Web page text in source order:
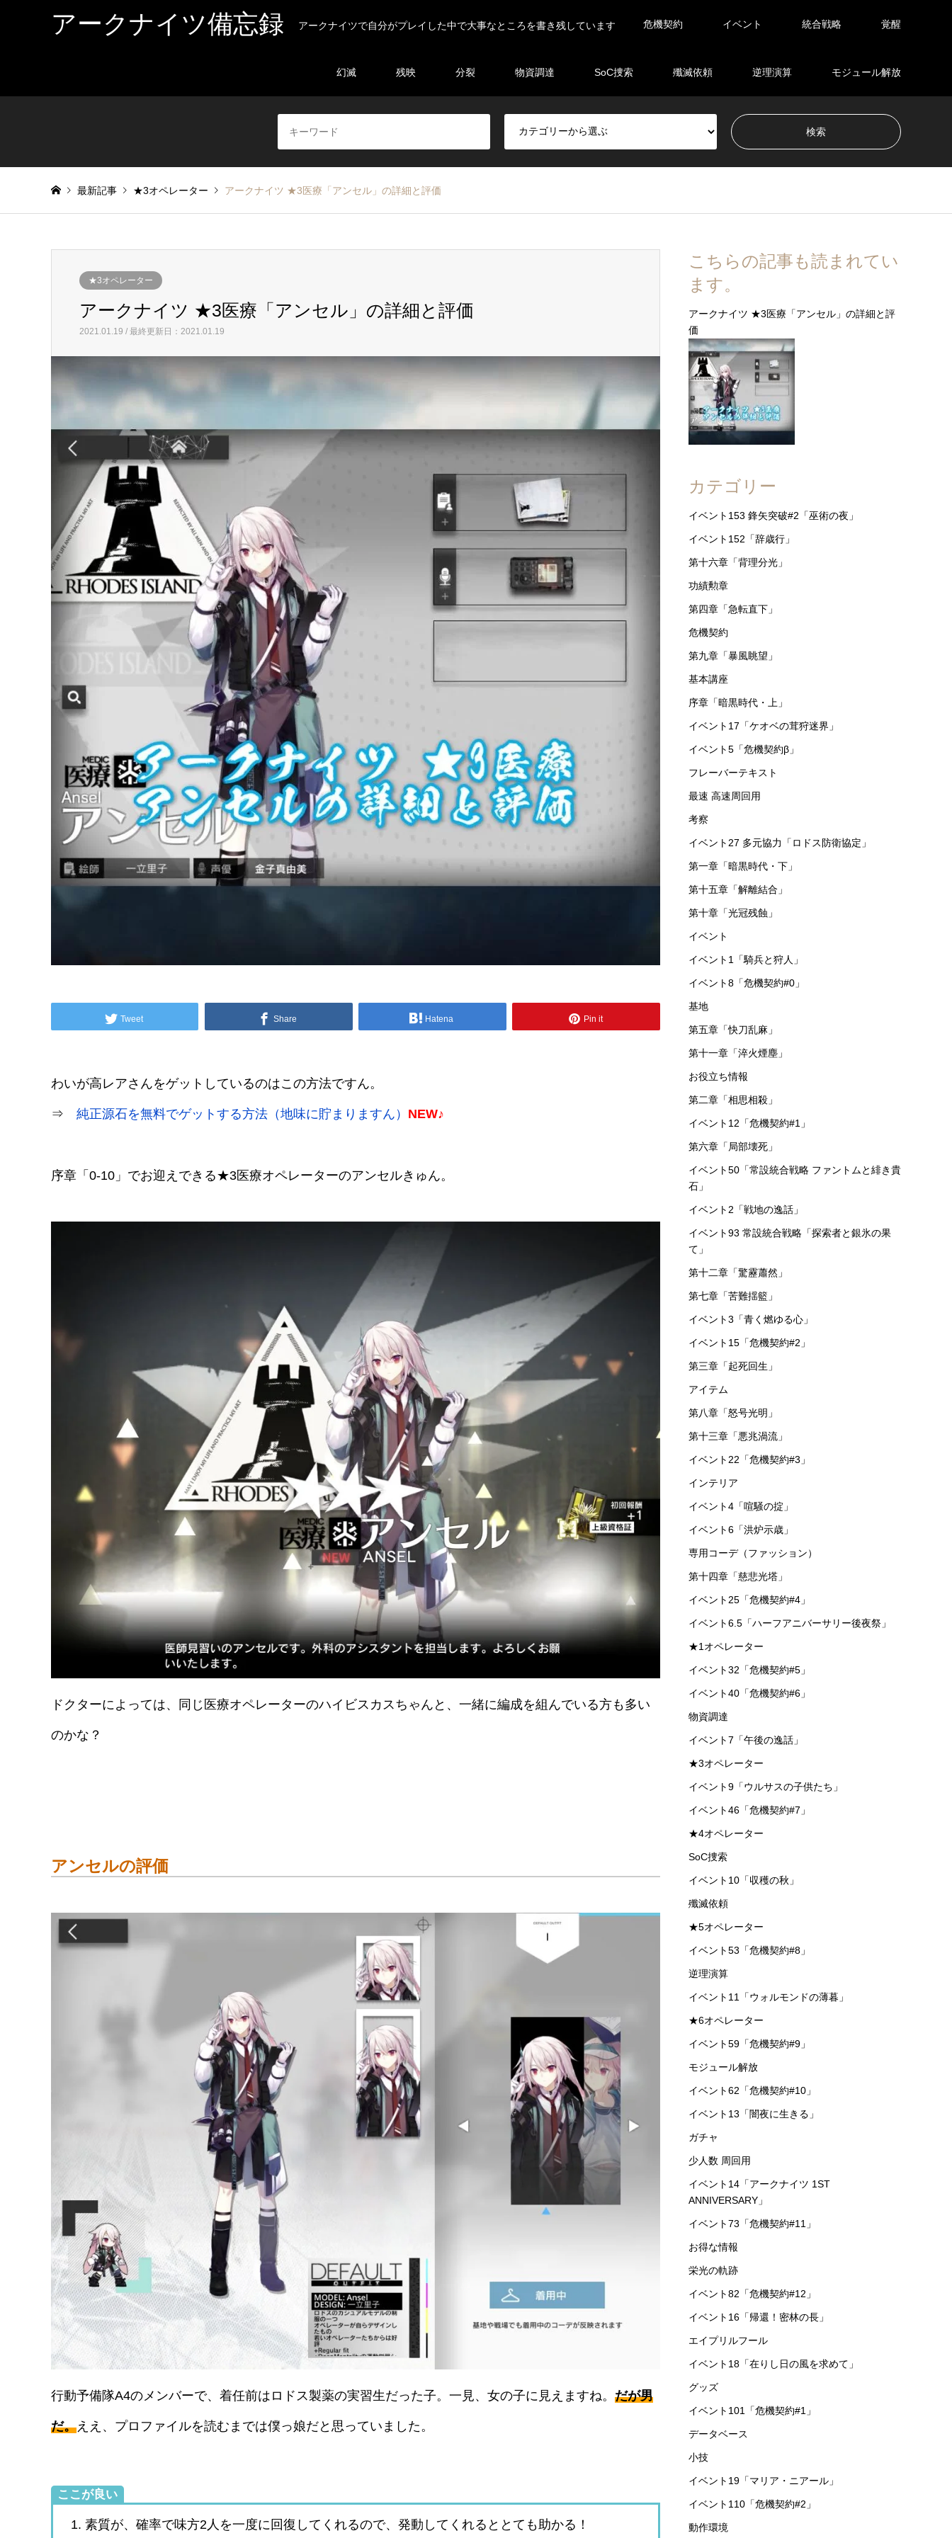
アークナイツ備忘録 アークナイツで自分がプレイした中で大事なところを書き残しています 危機契約 イベント 統合戦略 覚醒
幻滅 残映 分裂 物資調達 SoC捜索 殲滅依頼 逆理演算 モジュール解放
最新記事 ★3オペレーター アークナイツ ★3医療「アンセル」の詳細と評価
★3オペレーター
アークナイツ ★3医療「アンセル」の詳細と評価
2021.01.19 / 最終更新日：2021.01.19
Tweet Share Hatena Pin it
わいが高レアさんをゲットしているのはこの方法ですん。
⇒ 純正源石を無料でゲットする方法（地味に貯まりますん） NEW♪
序章「0-10」でお迎えできる★3医療オペレーターのアンセルきゅん。
ドクターによっては、同じ医療オペレーターのハイビスカスちゃんと、一緒に編成を組んでいる方も多い
のかな？
アンセルの評価
行動予備隊A4のメンバーで、着任前はロドス製薬の実習生だった子。一見、女の子に見えますね。 だが男
だ。ええ、プロファイルを読むまでは僕っ娘だと思っていました。
ここが良い
素質が、確率で味方2人を一度に回復してくれるので、発動してくれるととても助かる！
こちらの記事も読まれてい
ます。
アークナイツ ★3医療「アンセル」の詳細と評
価
カテゴリー
イベント153 鋒矢突破#2「巫術の夜」
イベント152「辞歳行」
第十六章「背理分光」
功績勲章
第四章「急転直下」
危機契約
第九章「暴風眺望」
基本講座
序章「暗黒時代・上」
イベント17「ケオベの茸狩迷界」
イベント5「危機契約β」
フレーバーテキスト
最速 高速周回用
考察
イベント27 多元協力「ロドス防衛協定」
第一章「暗黒時代・下」
第十五章「解離結合」
第十章「光冠残蝕」
イベント
イベント1「騎兵と狩人」
イベント8「危機契約#0」
基地
第五章「快刀乱麻」
第十一章「淬火煙塵」
お役立ち情報
第二章「相思相殺」
イベント12「危機契約#1」
第六章「局部壊死」
イベント50「常設統合戦略 ファントムと緋き貴
石」
イベント2「戦地の逸話」
イベント93 常設統合戦略「探索者と銀氷の果
て」
第十二章「驚靂蕭然」
第七章「苦難揺籃」
イベント3「青く燃ゆる心」
イベント15「危機契約#2」
第三章「起死回生」
アイテム
第八章「怒号光明」
第十三章「悪兆渦流」
イベント22「危機契約#3」
インテリア
イベント4「喧騒の掟」
イベント6「洪炉示歳」
専用コーデ（ファッション）
第十四章「慈悲光塔」
イベント25「危機契約#4」
イベント6.5「ハーフアニバーサリー後夜祭」
★1オペレーター
イベント32「危機契約#5」
イベント40「危機契約#6」
物資調達
イベント7「午後の逸話」
★3オペレーター
イベント9「ウルサスの子供たち」
イベント46「危機契約#7」
★4オペレーター
SoC捜索
イベント10「収穫の秋」
殲滅依頼
★5オペレーター
イベント53「危機契約#8」
逆理演算
イベント11「ウォルモンドの薄暮」
★6オペレーター
イベント59「危機契約#9」
モジュール解放
イベント62「危機契約#10」
イベント13「闇夜に生きる」
ガチャ
少人数 周回用
イベント14「アークナイツ 1ST
ANNIVERSARY」
イベント73「危機契約#11」
お得な情報
栄光の軌跡
イベント82「危機契約#12」
イベント16「帰還！密林の長」
エイプリルフール
イベント18「在りし日の風を求めて」
グッズ
イベント101「危機契約#1」
データベース
小技
イベント19「マリア・ニアール」
イベント110「危機契約#2」
動作環境